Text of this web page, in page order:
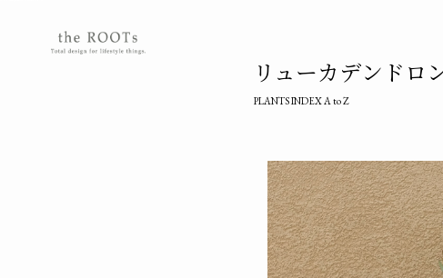
リューカデンドロ
PLANTS INDEX A to Z